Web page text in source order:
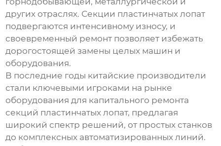
других отраслях. Секции пластинчатых лопат
подвергаются интенсивному износу, и
своевременный ремонт позволяет избежать
дорогостоящей замены целых машин и
оборудования.
В последние годы китайские производители
стали ключевыми игроками на рынке
оборудования для капитального ремонта
секций пластинчатых лопат, предлагая
широкий спектр решений, от простых станков
до комплексных автоматизированных линий.